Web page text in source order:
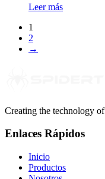
Leer más
1
2
→
Creating the technology
Enlaces Rápidos
Inicio
Productos